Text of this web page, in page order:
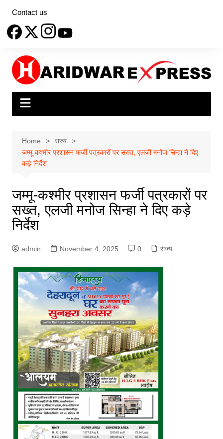
content
Contact us
Home
राज्य
जम्मू-कश्मीर प्रशासन फर्जी पत्रकारों पर सख्त, एलजी मनोज सिन्हा ने दिए
कड़े निर्देश
जम्मू-कश्मीर प्रशासन फर्जी पत्रकारों पर
सख्त, एलजी मनोज सिन्हा ने दिए कड़े
निर्देश
admin November 4, 2025 0 राज्य